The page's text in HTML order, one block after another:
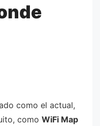
como el actual,
como WiFi Map